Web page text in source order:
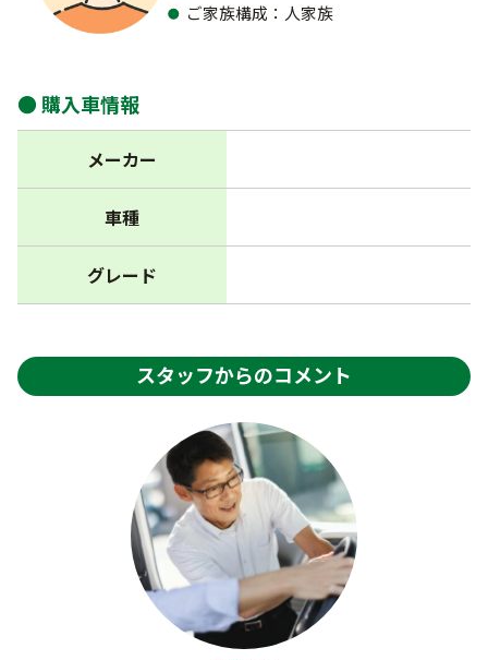
ご家族構成：人家族
購入車情報
メーカー
車種
グレード
スタッフからのコメント